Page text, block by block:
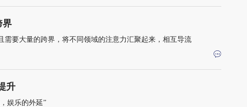
界
需要大量的跨界，将不同领域的注意力汇聚起来，相互导流
升
娱乐的外延”